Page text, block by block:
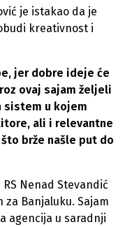
je istakao da je
kreativnost i
jer dobre ideje će
ovaj sajam željeli
sistem u kojem
ali i relevantne
brže našle put do
Nenad Stevandić
za Banjaluku. Sajam
agencija u saradnji